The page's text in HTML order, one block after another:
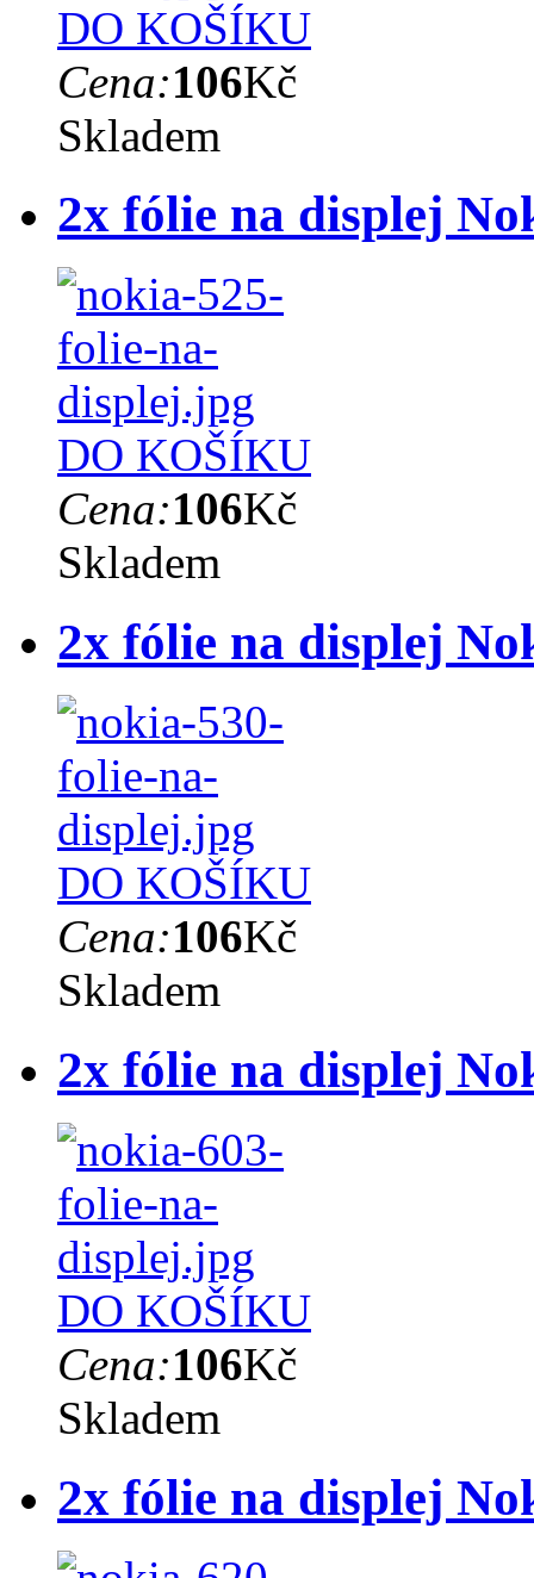
DO KOŠÍKU
Cena:106Kč
Skladem
2x fólie na displej
DO KOŠÍKU
Cena:106Kč
Skladem
2x fólie na displej
DO KOŠÍKU
Cena:106Kč
Skladem
2x fólie na displej
DO KOŠÍKU
Cena:106Kč
Skladem
2x fólie na displej